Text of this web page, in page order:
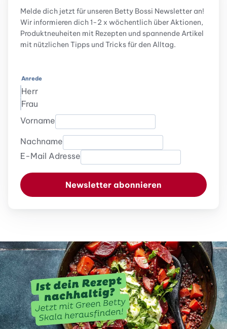
Melde dich jetzt für unseren Betty Bossi Newsletter an!
Wir informieren dich 1-2 x wöchentlich über Aktionen,
Produktneuheiten mit Rezepten und spannende Artikel
mit nützlichen Tipps und Tricks für den Alltag.
Anrede
Herr
Frau
Vorname
Nachname
E-Mail Adresse
Newsletter abonnieren